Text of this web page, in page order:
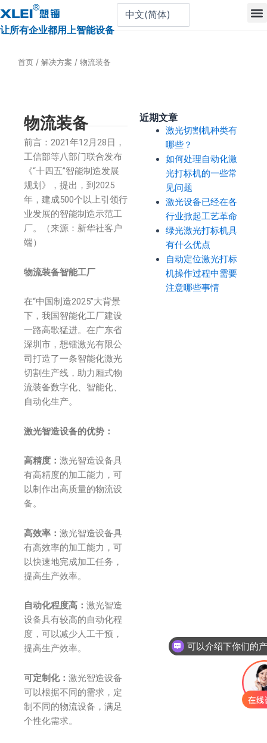
跳
至
内
让所有企业都用上智能设备
首页 / 解决方案 / 物流装备
物流装备
前言：2021年12月28日，
工信部等八部门联合发布
《“十四五”智能制造发展
规划》，提出，到2025
年，建成500个以上引领行
业发展的智能制造示范工
厂。（来源：新华社客户
端）
物流装备智能工厂
在“中国制造2025”大背景
下，我国智能化工厂建设
一路高歌猛进。在广东省
深圳市，想镭激光有限公
司打造了一条智能化激光
切割生产线，助力厢式物
流装备数字化、智能化、
自动化生产。
激光智造设备的优势：
高精度： 激光智造设备具
有高精度的加工能力，可
以制作出高质量的物流设
备。
高效率： 激光智造设备具
有高效率的加工能力，可
以快速地完成加工任务，
提高生产效率。
自动化程度高： 激光智造
设备具有较高的自动化程
度，可以减少人工干预，
提高生产效率。
可定制化： 激光智造设备
可以根据不同的需求，定
制不同的物流设备，满足
个性化需求。
近期文章
激光切割机种类有
哪些？
如何处理自动化激
光打标机的一些常
见问题
激光设备已经在各
行业掀起工艺革命
绿光激光打标机具
有什么优点
自动定位激光打标
机操作过程中需要
注意哪些事情